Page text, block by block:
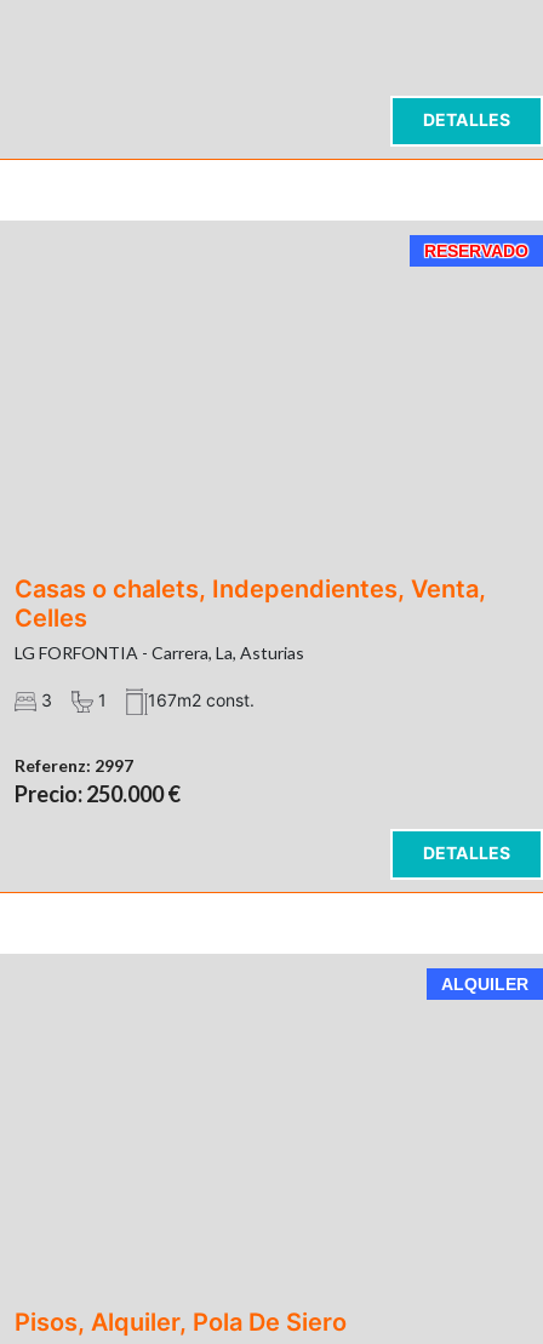
DETALLES
RESERVADO
Casas o chalets, Independientes, Venta,
Celles
LG FORFONTIA - Carrera, La, Asturias
3 1 167m2 const.
Referenz: 2997
Precio: 250.000 €
DETALLES
ALQUILER
Pisos, Alquiler, Pola De Siero